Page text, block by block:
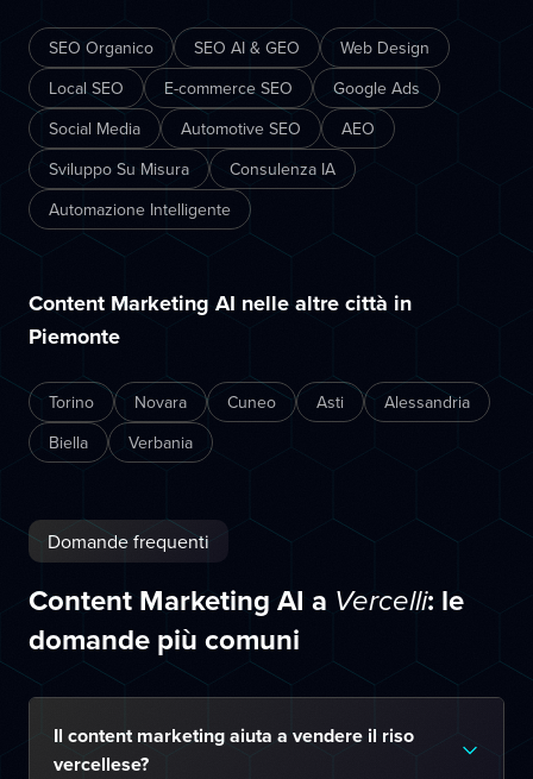
SEO Organico SEO AI & GEO
Web Design
Local SEO
E-commerce SEO
Google Ads
Social Media
Automotive SEO
AEO
Sviluppo Su Misura
Consulenza IA
Automazione Intelligente
Content Marketing AI nelle altre città in
Piemonte
Torino Novara Cuneo Asti
Alessandria
Biella
Verbania
Domande frequenti
Content Marketing AI a Vercelli: le
domande più comuni
Il content marketing aiuta a vendere il riso
vercellese?